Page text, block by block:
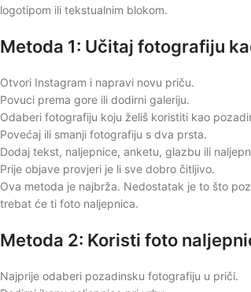
logotipom ili tekstualnim blokom.
Metoda 1: Učitaj fotografiju
Otvori Instagram i napravi novu priču.
Povuci prema gore ili dodirni galeriju.
Odaberi fotografiju koju želiš koristiti kao
Povećaj ili smanji fotografiju s dva prsta.
Dodaj tekst, naljepnice, anketu, glazbu ili
Prije objave provjeri je li sve dobro čitljivo.
Ova metoda je najbrža. Nedostatak je to što
trebat će ti foto naljepnica.
Metoda 2: Koristi foto
Najprije odaberi pozadinsku fotografiju u priči.